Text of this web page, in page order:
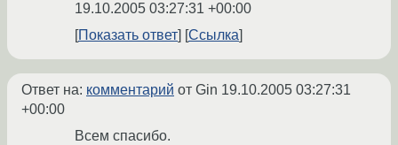
19.10.2005 03:27:31 +00:00
Показать ответ
Ссылка
Ответ на: комментарий от Gin 19.10.2005 03:27:31
+00:00
Всем спасибо.